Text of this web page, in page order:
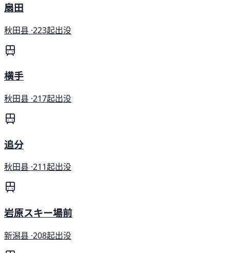
扇田
秋田县 ·223起出没
横手
秋田县 ·217起出没
追分
秋田县 ·211起出没
岩原スキー場前
新潟县 ·208起出没